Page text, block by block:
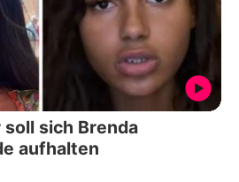
soll sich Brenda
aufhalten